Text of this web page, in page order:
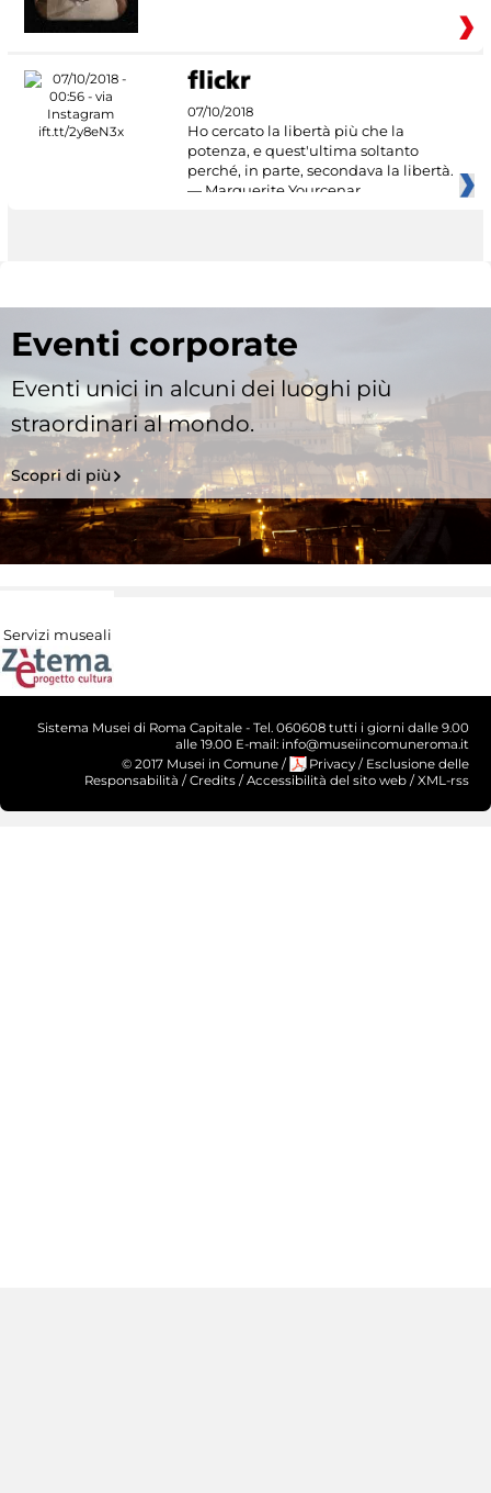
07/10/2018
Ho cercato la libertà più che la
potenza, e quest'ultima soltanto
perché, in parte, secondava la libertà.
— Marguerite Yourcenar
Eventi corporate
Eventi unici in alcuni dei luoghi più
straordinari al mondo.
Scopri di più
Servizi museali
Sistema Musei di Roma Capitale - Tel. 060608 tutti i giorni dalle 9.00
alle 19.00 E-mail: info@museiincomuneroma.it
© 2017 Musei in Comune / Privacy / Esclusione delle
Responsabilità /Credits /Accessibilità del sito web /XML-rss